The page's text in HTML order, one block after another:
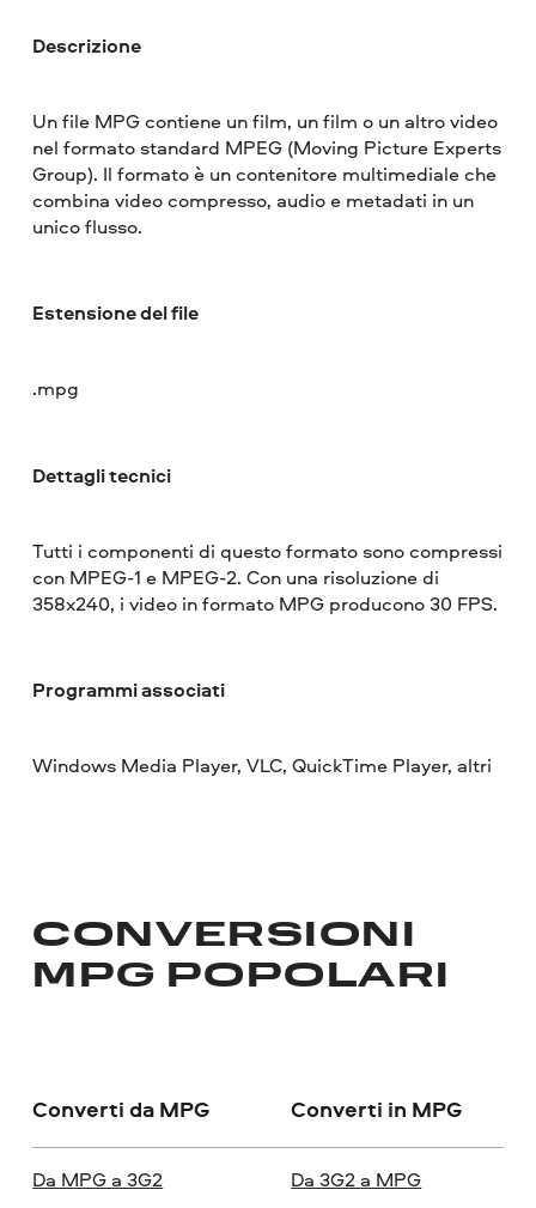
Descrizione
Un file MPG contiene un film, un film o un altro video
nel formato standard MPEG (Moving Picture Experts
Group). Il formato è un contenitore multimediale che
combina video compresso, audio e metadati in un
unico flusso.
Estensione del file
.mpg
Dettagli tecnici
Tutti i componenti di questo formato sono compressi
con MPEG-1 e MPEG-2. Con una risoluzione di
358x240, i video in formato MPG producono 30 FPS.
Programmi associati
Windows Media Player, VLC, QuickTime Player, altri
CONVERSIONI
MPG POPOLARI
Converti da MPG Converti in MPG
Da MPG a 3G2 Da 3G2 a MPG